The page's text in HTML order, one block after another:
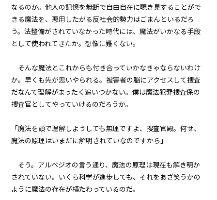
組み方向
横組み
第１話
『Serial killer（連続殺人鬼）』
＜２４＞
『Monsters（怪物たち）』＜１
＞
第２話
『Monsters（怪物たち）』＜２
第２話
『Monsters（怪物たち）』＜３
第２話
『Monsters（怪物たち）』＜４
＞
なるのか。他人の記憶を無断で自由自在に覗き見することがで
きる魔法を、悪用したがる反社会的勢力はごまんといるだろ
う。法整備がされていなかった時代には、魔法がいかなる手段
として使われてきたか。想像に難くない。
そんな魔法とこれからも付き合っていかなきゃならないわけ
か。早くも先が思いやられる。被害者の脳にアクセスして捜査
だなんて理解がまったく追いつかない。僕は魔法犯罪捜査係の
捜査官としてやっていけるのだろうか。
「魔法を頭で理解しようしても無理ですよ、捜査官殿。何せ、
魔法の原理はいまだに解明されていなのですから」
そう。アルペジオの言う通り、魔法の原理は現在も解き明か
されていない。いくら科学が進歩しても、それをあざ笑うかの
ように魔法の存在が横たわっているのだ。